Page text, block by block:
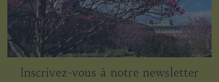
Inscrivez-vous à notre newsletter